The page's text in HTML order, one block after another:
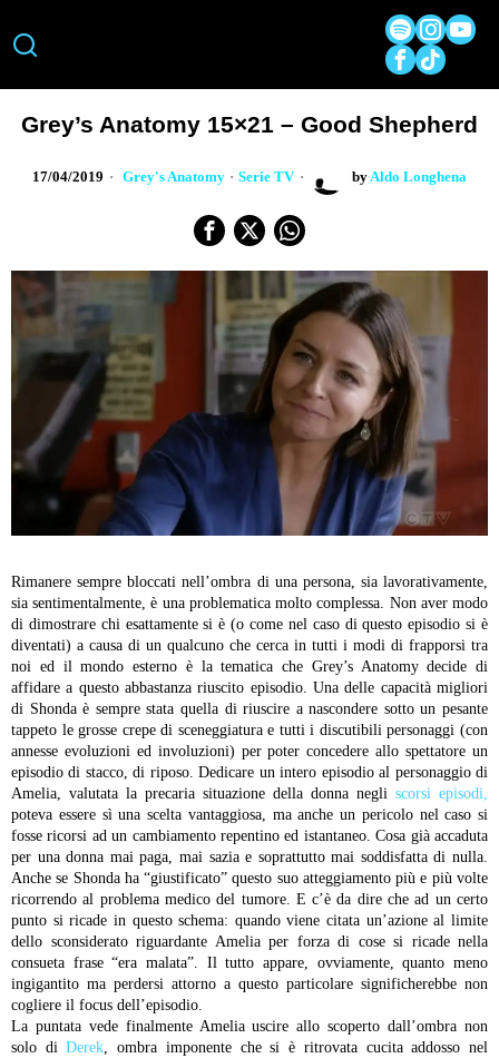
Grey’s Anatomy 15×21 – Good Shepherd
17/04/2019 Grey's Anatomy · Serie TV by Aldo Longhena
Rimanere sempre bloccati nell’ombra di una persona, sia lavorativamente,
sia sentimentalmente, è una problematica molto complessa. Non aver modo
di dimostrare chi esattamente si è (o come nel caso di questo episodio si è
diventati) a causa di un qualcuno che cerca in tutti i modi di frapporsi tra
noi ed il mondo esterno è la tematica che Grey’s Anatomy decide di
affidare a questo abbastanza riuscito episodio. Una delle capacità migliori
di Shonda è sempre stata quella di riuscire a nascondere sotto un pesante
tappeto le grosse crepe di sceneggiatura e tutti i discutibili personaggi (con
annesse evoluzioni ed involuzioni) per poter concedere allo spettatore un
episodio di stacco, di riposo. Dedicare un intero episodio al personaggio di
Amelia, valutata la precaria situazione della donna negli scorsi episodi,
poteva essere sì una scelta vantaggiosa, ma anche un pericolo nel caso si
fosse ricorsi ad un cambiamento repentino ed istantaneo. Cosa già accaduta
per una donna mai paga, mai sazia e soprattutto mai soddisfatta di nulla.
Anche se Shonda ha “giustificato” questo suo atteggiamento più e più volte
ricorrendo al problema medico del tumore. E c’è da dire che ad un certo
punto si ricade in questo schema: quando viene citata un’azione al limite
dello sconsiderato riguardante Amelia per forza di cose si ricade nella
consueta frase “era malata”. Il tutto appare, ovviamente, quanto meno
ingigantito ma perdersi attorno a questo particolare significherebbe non
cogliere il focus dell’episodio.
La puntata vede finalmente Amelia uscire allo scoperto dall’ombra non
solo diDerek , ombra imponente che si è ritrovata cucita addosso nel